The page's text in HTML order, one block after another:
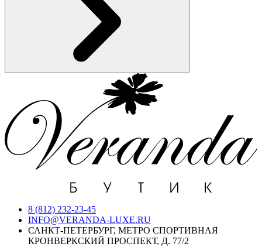
8 (812) 232-23-45
INFO@VERANDA-LUXE.RU
САНКТ-ПЕТЕРБУРГ, МЕТРО СПОРТИВНАЯ
КРОНВЕРКСКИЙ ПРОСПЕКТ, Д. 77/2